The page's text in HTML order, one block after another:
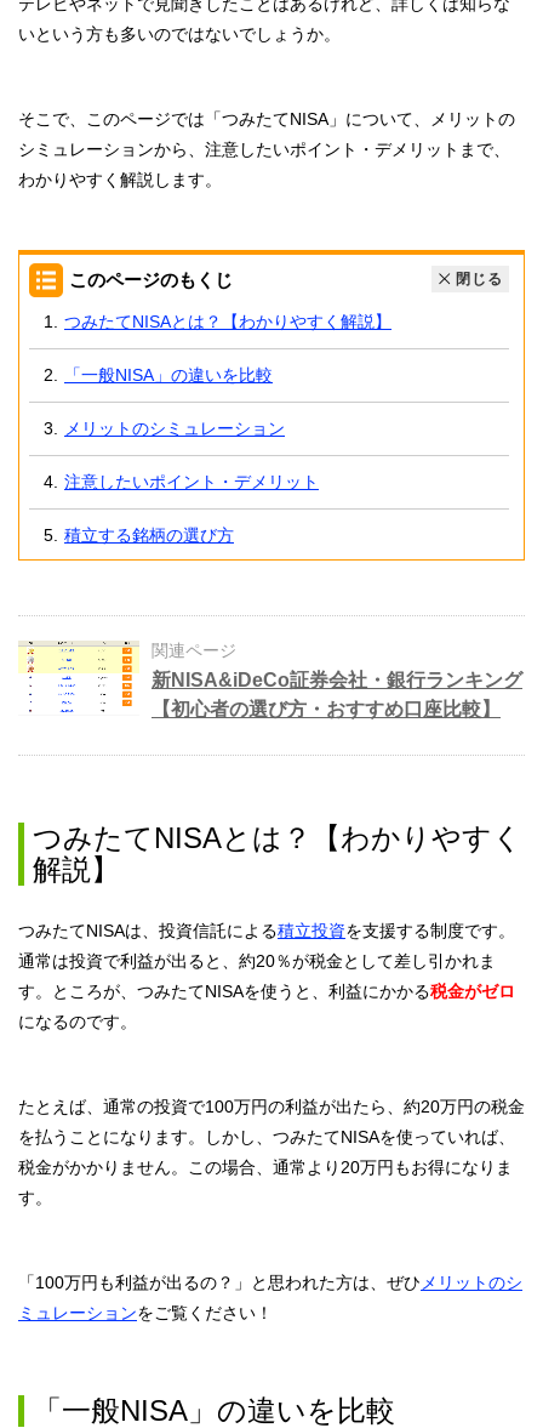
いという方も多いのではないでしょうか。
そこで、このページでは「つみたてNISA」について、メリットの
シミュレーションから、注意したいポイント・デメリットまで、
わかりやすく解説します。
このページのもくじ 閉じる
つみたてNISAとは？【わかりやすく解説】
「一般NISA」の違いを比較
メリットのシミュレーション
注意したいポイント・デメリット
積立する銘柄の選び方
関連ページ
新NISA&iDeCo証券会社・銀行ランキング
【初心者の選び方・おすすめ口座比較】
つみたてNISAとは？【わかりやすく
解説】
つみたてNISAは、投資信託による積立投資を支援する制度です。
通常は投資で利益が出ると、約20％が税金として差し引かれま
す。ところが、つみたてNISAを使うと、利益にかかる税金がゼロ
になるのです。
たとえば、通常の投資で100万円の利益が出たら、約20万円の税金
を払うことになります。しかし、つみたてNISAを使っていれば、
税金がかかりません。この場合、通常より20万円もお得になりま
す。
「100万円も利益が出るの？」と思われた方は、ぜひ メリットのシ
ミュレーションをご覧ください！
「一般NISA」の違いを比較